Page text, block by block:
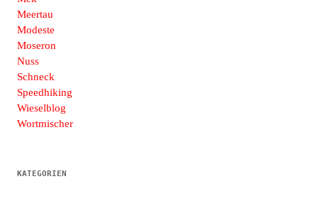
Meertau
Modeste
Moseron
Nuss
Schneck
Speedhiking
Wieselblog
Wortmischer
KATEGORIEN